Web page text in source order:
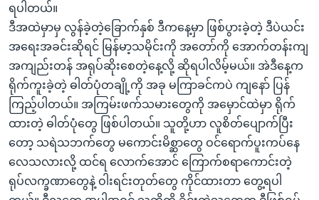
ညွန်း
စာမျက်နှာ
ကျော်
ကြည့်
ရန်
နေရာ
သို့
သုတပဒေသာ အင်္ဂလိပ်စာ
Learning English
ဗွီအိုအေ လူမှုကွန်ယက်များ
ဘာသာစကားများ
ရပါတယ်။
ဒီအထဲမှာမှ လွန်ခဲ့တဲ့ခြောက်နှစ် ဒီကနေ့မှာ ဖြစ်ပွားခဲ့တဲ့ ဒီပဲယင်း
အရေးအခင်းဆိုရင် မြန်မာ့သမိုင်းကို အတော်ကို အောက်တန်းကျ
အကျည်းတန် အရုပ်ဆိုးစေတဲ့နေ့လို့ ဆိုရပါလိမ့်မယ်။ အဲဒီနေ့က
ရိုက်ကူးခဲ့တဲ့ ဓါတ်ပုံတချို့ကို အခု မကြာခင်ကပဲ ကျနော် ပြန်
ကြည့်ပါတယ်။ အကြမ်းဖက်သမားတွေကို အမှောင်ထဲမှာ ရိုက်
ထားတဲ့ ဓါတ်ပုံတွေ ဖြစ်ပါတယ်။ သူတို့ဟာ လူစိတ်ပျောက်ပြီး
တော့ သရဲသဘက်တွေ မကောင်းမိစ္ဆာတွေ ဝင်ရောက်ပူးကပ်နေ
လေသလားလို့ ထင်ရ လောက်အောင် ကြောက်စရာကောင်းတဲ့
ရုပ်လက္ခဏာတွေနဲ့ ဝါးရင်းတုတ်တွေ ကိုင်ထားတာ တွေ့ရပါ